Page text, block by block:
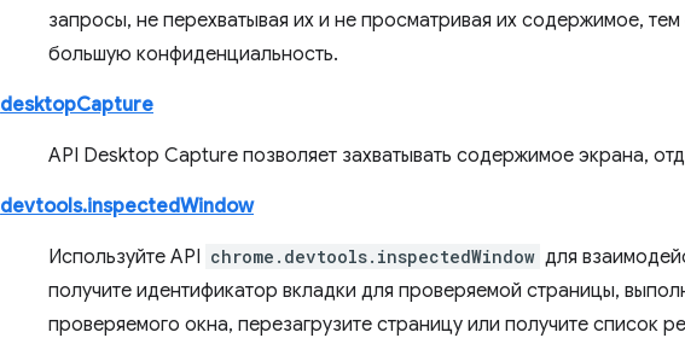
запросы, не перехватывая их и не просматривая их содержимое,
большую конфиденциальность.
desktopCapture
API Desktop Capture позволяет захватывать содержимое экрана,
devtools.inspectedWindow
Используйте API chrome.devtools.inspectedWindow для
получите идентификатор вкладки для проверяемой страницы,
проверяемого окна, перезагрузите страницу или получите список